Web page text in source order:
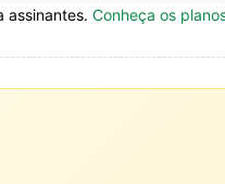
assinantes. Conheça os